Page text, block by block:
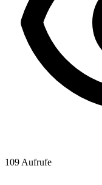
109 Aufrufe